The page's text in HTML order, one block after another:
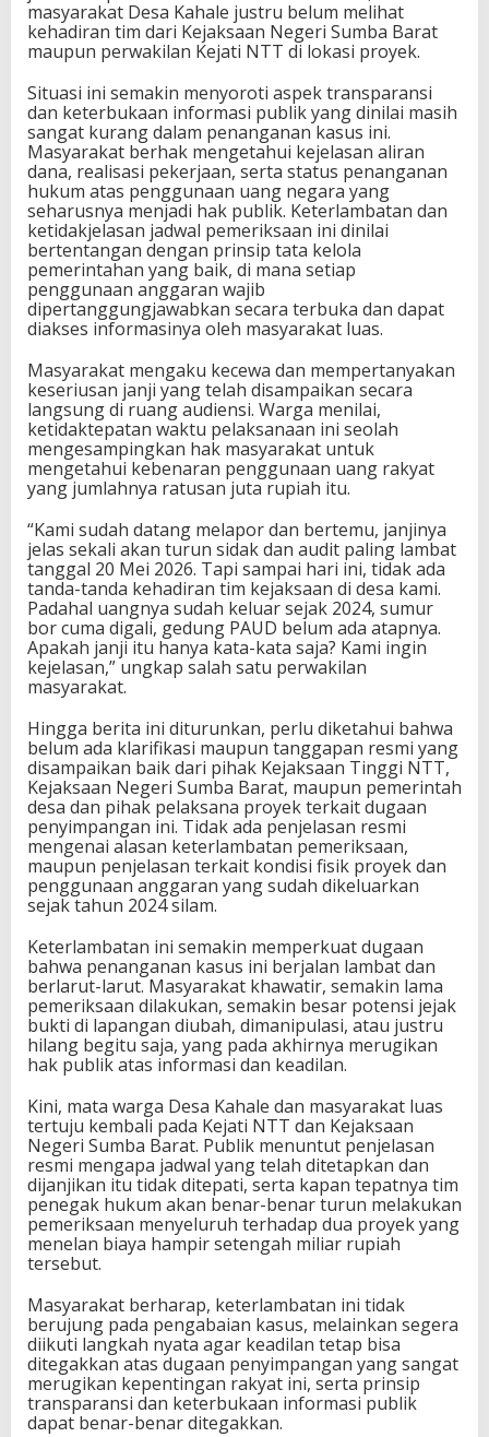
masyarakat Desa Kahale justru belum melihat
kehadiran tim dari Kejaksaan Negeri Sumba Barat
maupun perwakilan Kejati NTT di lokasi proyek.
Situasi ini semakin menyoroti aspek transparansi
dan keterbukaan informasi publik yang dinilai masih
sangat kurang dalam penanganan kasus ini.
Masyarakat berhak mengetahui kejelasan aliran
dana, realisasi pekerjaan, serta status penanganan
hukum atas penggunaan uang negara yang
seharusnya menjadi hak publik. Keterlambatan dan
ketidakjelasan jadwal pemeriksaan ini dinilai
bertentangan dengan prinsip tata kelola
pemerintahan yang baik, di mana setiap
penggunaan anggaran wajib
dipertanggungjawabkan secara terbuka dan dapat
diakses informasinya oleh masyarakat luas.
Masyarakat mengaku kecewa dan mempertanyakan
keseriusan janji yang telah disampaikan secara
langsung di ruang audiensi. Warga menilai,
ketidaktepatan waktu pelaksanaan ini seolah
mengesampingkan hak masyarakat untuk
mengetahui kebenaran penggunaan uang rakyat
yang jumlahnya ratusan juta rupiah itu.
“Kami sudah datang melapor dan bertemu, janjinya
jelas sekali akan turun sidak dan audit paling lambat
tanggal 20 Mei 2026. Tapi sampai hari ini, tidak ada
tanda-tanda kehadiran tim kejaksaan di desa kami.
Padahal uangnya sudah keluar sejak 2024, sumur
bor cuma digali, gedung PAUD belum ada atapnya.
Apakah janji itu hanya kata-kata saja? Kami ingin
kejelasan,” ungkap salah satu perwakilan
masyarakat.
Hingga berita ini diturunkan, perlu diketahui bahwa
belum ada klarifikasi maupun tanggapan resmi yang
disampaikan baik dari pihak Kejaksaan Tinggi NTT,
Kejaksaan Negeri Sumba Barat, maupun pemerintah
desa dan pihak pelaksana proyek terkait dugaan
penyimpangan ini. Tidak ada penjelasan resmi
mengenai alasan keterlambatan pemeriksaan,
maupun penjelasan terkait kondisi fisik proyek dan
penggunaan anggaran yang sudah dikeluarkan
sejak tahun 2024 silam.
Keterlambatan ini semakin memperkuat dugaan
bahwa penanganan kasus ini berjalan lambat dan
berlarut-larut. Masyarakat khawatir, semakin lama
pemeriksaan dilakukan, semakin besar potensi jejak
bukti di lapangan diubah, dimanipulasi, atau justru
hilang begitu saja, yang pada akhirnya merugikan
hak publik atas informasi dan keadilan.
Kini, mata warga Desa Kahale dan masyarakat luas
tertuju kembali pada Kejati NTT dan Kejaksaan
Negeri Sumba Barat. Publik menuntut penjelasan
resmi mengapa jadwal yang telah ditetapkan dan
dijanjikan itu tidak ditepati, serta kapan tepatnya tim
penegak hukum akan benar-benar turun melakukan
pemeriksaan menyeluruh terhadap dua proyek yang
menelan biaya hampir setengah miliar rupiah
tersebut.
Masyarakat berharap, keterlambatan ini tidak
berujung pada pengabaian kasus, melainkan segera
diikuti langkah nyata agar keadilan tetap bisa
ditegakkan atas dugaan penyimpangan yang sangat
merugikan kepentingan rakyat ini, serta prinsip
transparansi dan keterbukaan informasi publik
dapat benar-benar ditegakkan.